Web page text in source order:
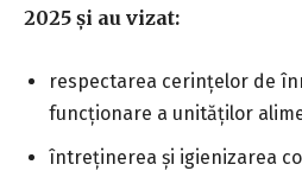
2025 şi au vizat:
respectarea cerinţelor de
funcţionare a unităţilor
întreţinerea şi igienizarea